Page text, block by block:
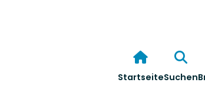
StartseiteSuchen